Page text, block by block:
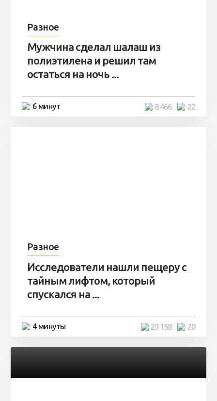
Разное
Мужчина сделал шалаш из
полиэтилена и решил там
остаться на ночь ...
6 минут 22
8 466
Разное
Исследователи нашли пещеру с
тайным лифтом, который
спускался на ...
4 минуты 20
29 158